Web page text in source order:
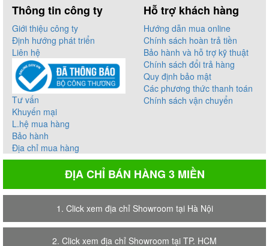
Thông tin công ty
Giới thiệu công ty
Định hướng phát triển
Liên hệ
Tư vấn
Khuyến mại
L.hệ mua hàng
Bảo hành
Địa chỉ mua hàng
Hỗ trợ khách hàng
Hướng dẫn mua online
Chính sách hoàn trả tiền
Bảo hành và hỗ trợ kỹ thuật
Chính sách đổi trả hàng
Quy định bảo mật
Các phương thức thanh toán
Chính sách vận chuyển
ĐỊA CHỈ BÁN HÀNG 3 MIỀN
1. Click xem địa chỉ Showroom tại Hà Nội
2. Click xem địa chỉ Showroom tại TP. HCM